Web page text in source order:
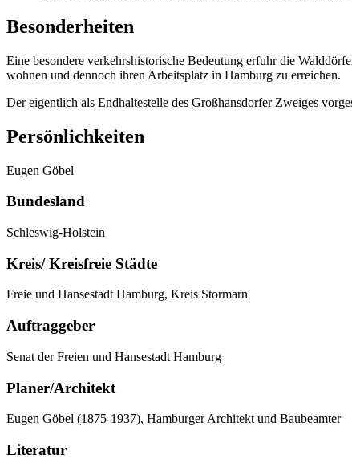
Besonderheiten
Eine besondere verkehrshistorische Bedeutung erfuhr die
wohnen und dennoch ihren Arbeitsplatz in Hamburg zu erreichen.
Der eigentlich als Endhaltestelle des Großhansdorfer Zweiges
Persönlichkeiten
Eugen Göbel
Bundesland
Schleswig-Holstein
Kreis/ Kreisfreie Städte
Freie und Hansestadt Hamburg, Kreis Stormarn
Auftraggeber
Senat der Freien und Hansestadt Hamburg
Planer/Architekt
Eugen Göbel (1875-1937), Hamburger Architekt und Baubeamter
Literatur